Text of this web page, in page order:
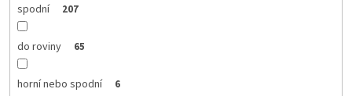
spodní 207
do roviny 65
horní nebo spodní 6